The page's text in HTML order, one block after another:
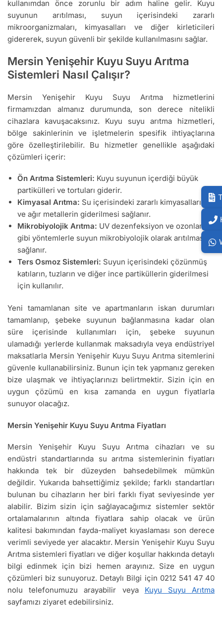
kullanımdan önce zorunlu bir adım haline gelir. Kuyu
suyunun arıtılması, suyun içerisindeki zararlı
mikroorganizmaları, kimyasalları ve diğer kirleticileri
gidererek, suyun güvenli bir şekilde kullanılmasını sağlar.
Mersin Yenişehir Kuyu Suyu Arıtma
Sistemleri Nasıl Çalışır?
Mersin Yenişehir Kuyu Suyu Arıtma hizmetlerini
firmamızdan almanız durumunda, son derece nitelikli
cihazlara kavuşacaksınız. Kuyu suyu arıtma hizmetleri,
bölge sakinlerinin ve işletmelerin spesifik ihtiyaçlarına
göre özelleştirilebilir. Bu hizmetler genellikle aşağıdaki
çözümleri içerir:
Ön Arıtma Sistemleri: Kuyu suyunun içerdiği büyük
partikülleri ve tortuları giderir.
Kimyasal Arıtma: Su içerisindeki zararlı kimyasalların
ve ağır metallerin giderilmesi sağlanır.
Mikrobiyolojik Arıtma: UV dezenfeksiyon ve ozonlama
gibi yöntemlerle suyun mikrobiyolojik olarak arıtılması
sağlanır.
Ters Osmoz Sistemleri: Suyun içerisindeki çözünmüş
katıların, tuzların ve diğer ince partiküllerin giderilmesi
için kullanılır.
Yeni tamamlanan site ve apartmanların iskan durumları
tamamlanıp, şebeke suyunun bağlanmasına kadar olan
süre içerisinde kullanımları için, şebeke suyunun
ulamadığı yerlerde kullanmak maksadıyla veya endüstriyel
maksatlarla Mersin Yenişehir Kuyu Suyu Arıtma sitemlerini
güvenle kullanabilirsiniz. Bunun için tek yapmanız gereken
bize ulaşmak ve ihtiyaçlarınızı belirtmektir. Sizin için en
uygun çözümü en kısa zamanda en uygun fiyatlarla
sunuyor olacağız.
Mersin Yenişehir Kuyu Suyu Arıtma Fiyatları
Mersin Yenişehir Kuyu Suyu Arıtma cihazları ve su
endüstri standartlarında su arıtma sistemlerinin fiyatları
hakkında tek bir düzeyden bahsedebilmek mümkün
değildir. Yukarıda bahsettiğimiz şekilde; farklı standartları
bulunan bu cihazların her biri farklı fiyat seviyesinde yer
alabilir. Bizim sizin için sağlayacağımız sistemler sektör
ortalamalarının altında fiyatlara sahip olacak ve ürün
kalitesi bakımından fayda-maliyet kıyaslaması son derece
verimli seviyede yer alacaktır. Mersin Yenişehir Kuyu Suyu
Arıtma sistemleri fiyatları ve diğer koşullar hakkında detaylı
bilgi edinmek için bizi hemen arayınız. Size en uygun
çözümleri biz sunuyoruz. Detaylı Bilgi için 0212 541 47 40
nolu telefonumuzu arayabilir veya Kuyu Suyu Arıtma
sayfamızı ziyaret edebilirsiniz.